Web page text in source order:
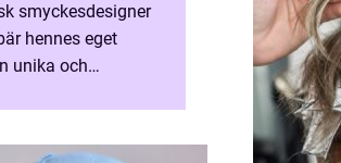
smyckesdesigner
hennes eget
unika och